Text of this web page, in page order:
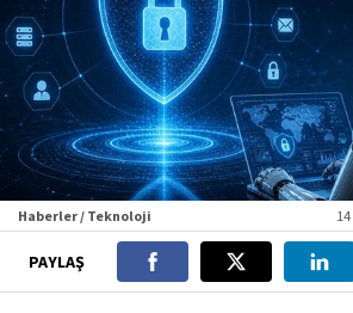
Haberler / Teknoloji
PAYLAŞ